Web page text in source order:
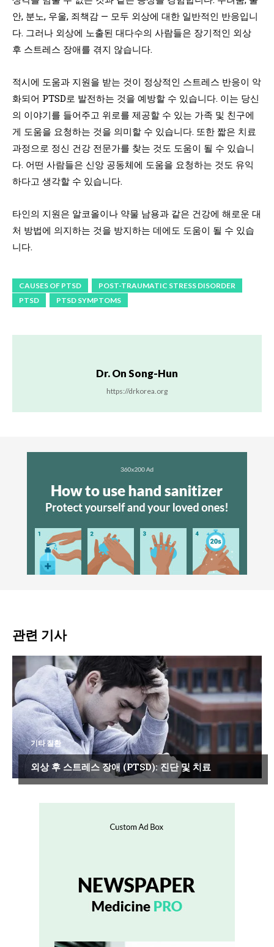
안, 분노, 우울, 죄책감 — 모두 외상에 대한 일반적인 반응입니
다. 그러나 외상에 노출된 대다수의 사람들은 장기적인 외상
후 스트레스 장애를 겪지 않습니다.
적시에 도움과 지원을 받는 것이 정상적인 스트레스 반응이 악
화되어 PTSD로 발전하는 것을 예방할 수 있습니다. 이는 당신
의 이야기를 들어주고 위로를 제공할 수 있는 가족 및 친구에
게 도움을 요청하는 것을 의미할 수 있습니다. 또한 짧은 치료
과정으로 정신 건강 전문가를 찾는 것도 도움이 될 수 있습니
다. 어떤 사람들은 신앙 공동체에 도움을 요청하는 것도 유익
하다고 생각할 수 있습니다.
타인의 지원은 알코올이나 약물 남용과 같은 건강에 해로운 대
처 방법에 의지하는 것을 방지하는 데에도 도움이 될 수 있습
니다.
CAUSES OF PTSD
POST-TRAUMATIC STRESS DISORDER
PTSD
PTSD SYMPTOMS
Dr. On Song-Hun
https://drkorea.org
관련 기사
기타 질환
외상 후 스트레스 장애 (PTSD): 진단 및 치료